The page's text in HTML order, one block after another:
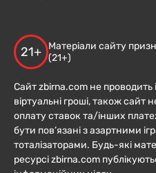
21+
Матеріали сайту
(21+)
Сайт zbirna.com не проводить
віртуальні гроші, також сайт
оплату ставок та/інших
бути пов’язані з азартними
тоталізаторами. Будь-які
ресурсі zbirna.com